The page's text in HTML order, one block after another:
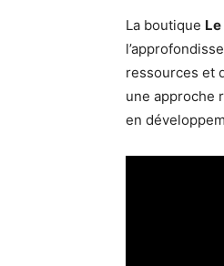
La boutique
ressources et
une approche
en